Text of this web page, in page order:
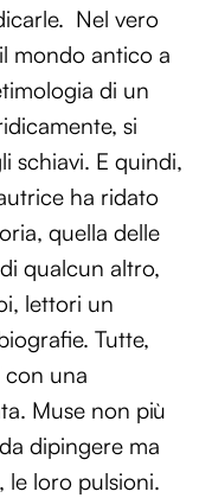
Nel vero
mondo antico a
di un
si
schiavi. E quindi,
ha ridato
quella delle
qualcun altro,
lettori un
Tutte,
con una
Muse non più
dipingere ma
le loro pulsioni.